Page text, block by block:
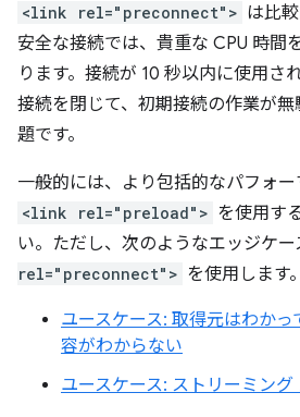
<link rel="preconnect"> は比
安全な接続では、貴重な CPU 時間
ります。接続が 10 秒以内に使用さ
接続を閉じて、初期接続の作業が
題です。
一般的には、より包括的なパフォ
<link rel="preload"> を使用す
い。ただし、次のようなエッジケー
rel="preconnect"> を使用します。
ユースケース: 取得元はわか
容がわからない
ユースケース: ストリーミング